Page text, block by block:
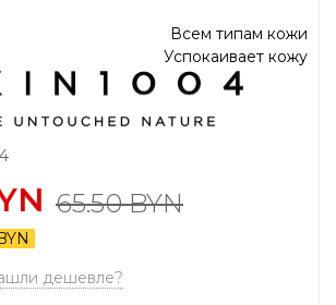
Всем типам кожи
Успокаивает кожу
65.50 BYN
дешевле?